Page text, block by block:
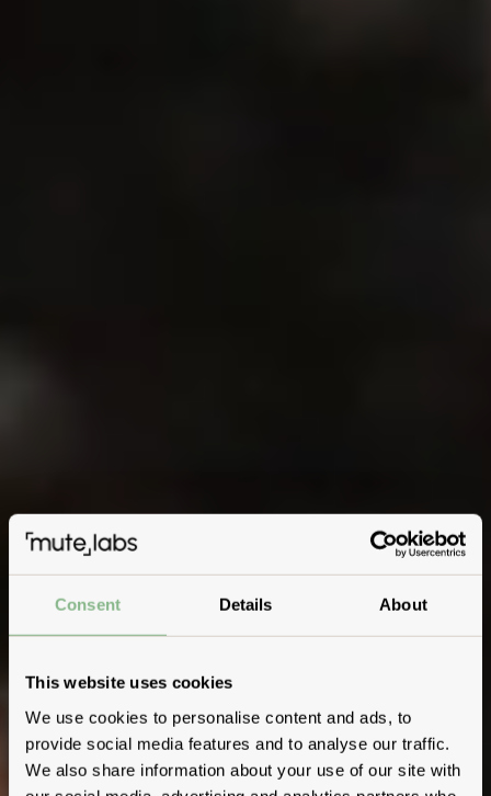
Consent Details About
This website uses cookies
We use cookies to personalise content and ads, to
provide social media features and to analyse our traffic.
We also share information about your use of our site with